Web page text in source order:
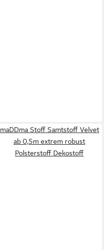
maDDma Stoff Samtstoff Velvet
ab 0,5m extrem robust
Polsterstoff Dekostoff